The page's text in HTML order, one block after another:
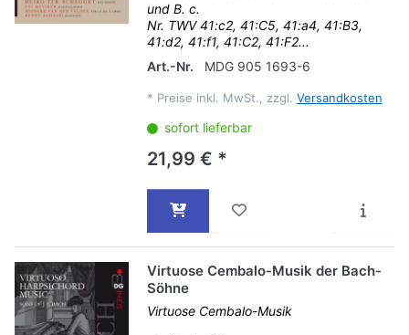
und B. c.
Nr. TWV 41:c2, 41:C5, 41:a4, 41:B3,
41:d2, 41:f1, 41:C2, 41:F2...
Art.-Nr.
MDG 905 1693-6
* Preise inkl. MwSt., zzgl. Versandkosten
sofort lieferbar
21,99 € *
Virtuose Cembalo-Musik der Bach-
Söhne
Virtuose Cembalo-Musik